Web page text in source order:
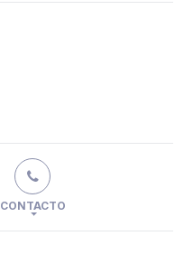
CONTACTO